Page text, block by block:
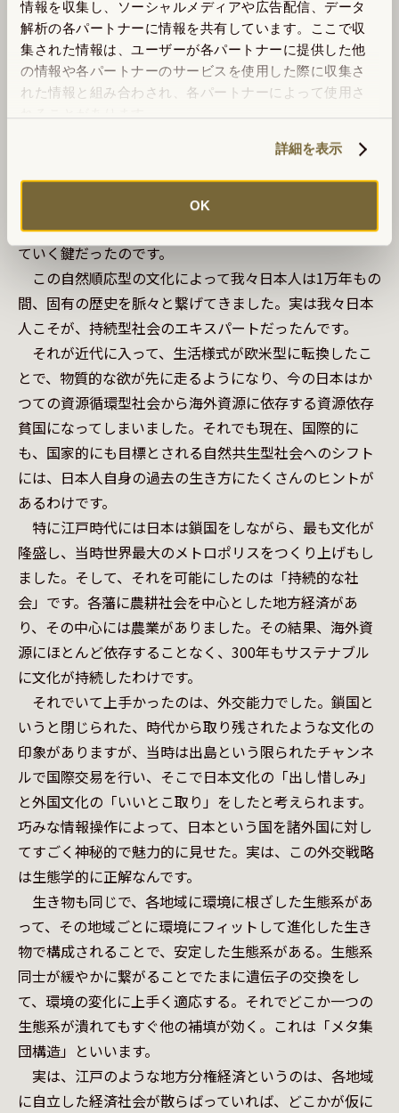
情報を収集し、ソーシャルメディアや広告配信、データ
解析の各パートナーに情報を共有しています。ここで収
集された情報は、ユーザーが各パートナーに提供した他
の情報や各パートナーのサービスを使用した際に収集さ
れた情報と組み合わされ、各パートナーによって使用さ
詳細を表示
OK
は、自然の中の草木一つ一つに神を宿らせ、崇めていた
からに他ならず、自然というものに深い畏敬の念を抱い
ていたからに他なりません。
ここまで自然を愛し、畏れたのは、この国の自然があ
があとを絶たず、自然に争（あらが）うこと自体が無理
だったから。だから自然に逆らわず、自然の流れに身を
任せて、順応的に生きていくというライフスタイルこそ
が、この過酷な環境の狭い島国の中で持続的に生き続け
ていく鍵だったのです。
この自然順応型の文化によって我々日本人は1万年もの
間、固有の歴史を脈々と繋げてきました。実は我々日本
人こそが、持続型社会のエキスパートだったんです。
それが近代に入って、生活様式が欧米型に転換したこ
とで、物質的な欲が先に走るようになり、今の日本はか
つての資源循環型社会から海外資源に依存する資源依存
貧国になってしまいました。それでも現在、国際的に
も、国家的にも目標とされる自然共生型社会へのシフト
には、日本人自身の過去の生き方にたくさんのヒントが
あるわけです。
特に江戸時代には日本は鎖国をしながら、最も文化が
隆盛し、当時世界最大のメトロポリスをつくり上げもし
ました。そして、それを可能にしたのは「持続的な社
会」です。各藩に農耕社会を中心とした地方経済があ
り、その中心には農業がありました。その結果、海外資
源にほとんど依存することなく、300年もサステナブル
に文化が持続したわけです。
それでいて上手かったのは、外交能力でした。鎖国と
いうと閉じられた、時代から取り残されたような文化の
印象がありますが、当時は出島という限られたチャンネ
ルで国際交易を行い、そこで日本文化の「出し惜しみ」
と外国文化の「いいとこ取り」をしたと考えられます。
巧みな情報操作によって、日本という国を諸外国に対し
てすごく神秘的で魅力的に見せた。実は、この外交戦略
は生態学的に正解なんです。
生き物も同じで、各地域に環境に根ざした生態系があ
って、その地域ごとに環境にフィットして進化した生き
物で構成されることで、安定した生態系がある。生態系
同士が緩やかに繋がることでたまに遺伝子の交換をし
て、環境の変化に上手く適応する。それでどこか一つの
生態系が潰れてもすぐ他の補填が効く。これは「メタ集
団構造」といいます。
実は、江戸のような地方分権経済というのは、各地域
に自立した経済社会が散らばっていれば、どこかが仮に